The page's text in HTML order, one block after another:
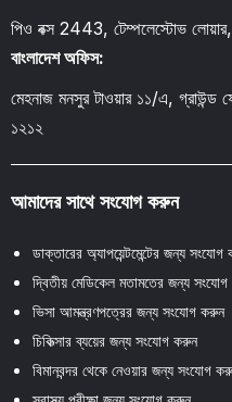
পিও বক্স 2443, টেম্পলেস্টোভ লোয়ার,
বাংলাদেশ অফিস:
মেহনাজ মনসুর টাওয়ার ১১/এ,
১২১২
আমাদের সাথে সংযোগ করুন
ডাক্তারের অ্যাপয়েন্টমেন্টের জন্য
দ্বিতীয় মেডিকেল মতামতের জন্য
ভিসা আমন্ত্রণপত্রের জন্য সংযোগ করুন
চিকিত্সার ব্যয়ের জন্য সংযোগ করুন
বিমানবন্দর থেকে নেওয়ার জন্য সংযোগ